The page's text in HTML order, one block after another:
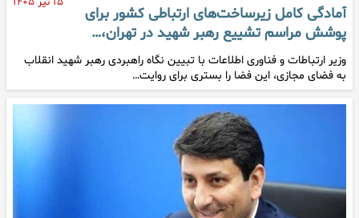
آمادگی کامل زیرساخت‌های ارتباطی کشور برای
پوشش مراسم تشییع رهبر شهید در تهران،…
وزیر ارتباطات و فناوری اطلاعات با تبیین نگاه راهبردی رهبر شهید انقلاب
به فضای مجازی، این فضا را بستری برای روایت…